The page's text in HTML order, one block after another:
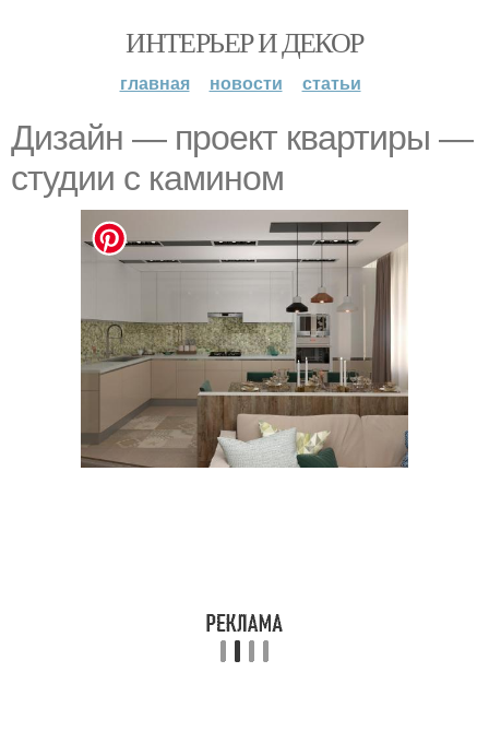
ИНТЕРЬЕР И ДЕКОР
главная новости статьи
Дизайн — проект квартиры —
студии с камином